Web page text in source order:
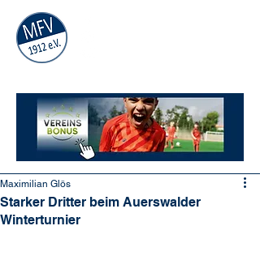
Starker Dritter beim Auerswalder
Winterturnier
Maximilian Glös